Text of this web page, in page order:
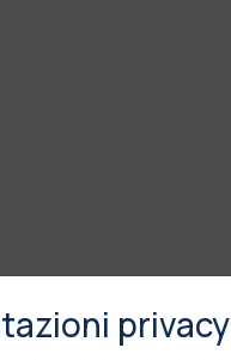
privacy